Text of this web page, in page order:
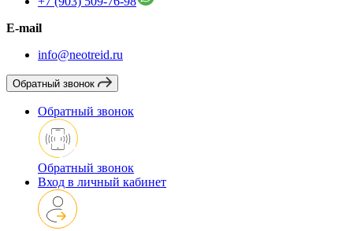
E-mail
info@neotreid.ru
Обратный звонок
Обратный звонок
Обратный звонок
Вход в личный кабинет